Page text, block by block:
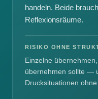
handeln. Beide
Reflexionsräume.
RISIKO OHNE
Einzelne
übernehmen sollte —
Drucksituationen